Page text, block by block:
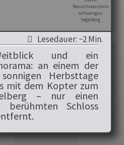
Lesedauer: ~2 Min.
und ein
an einem der
Herbsttage
mit dem Kopter zum
– nur einen
berühmten Schloss